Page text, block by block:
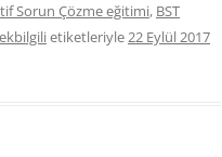
Sorun Çözme eğitimi, BST
etiketleriyle22 Eylül 2017